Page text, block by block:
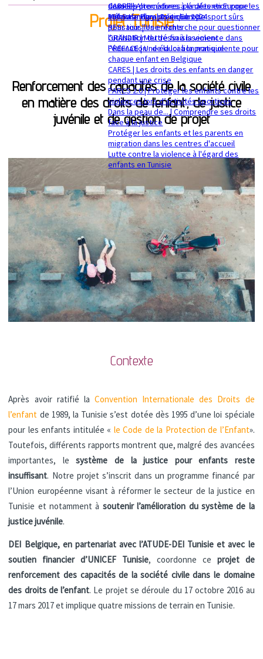
sexuelle
Mémorandum politique 2024
dans les procédures pénales en Europe
360 Safe Play | Des clubs de sport sûrs
pour tous les enfants
GRANDIR | Mettre fin à la violence dans
l’éducation : de la loi à la pratique
CADRE | Alternatives à la détention pour les
enfants migrants en Europe
RESsaisir | Une recherche pour questionner
l'utilisation du déssaisissement
PREFACE | Une éducation non-violente pour
chaque enfant en Belgique
CARES | Les droits des enfants en danger
pendant une crise
PARCS 2.0 | Protéger les enfants contre les
violences lors d’activités sportives
Dans la peau de... | Comprendre ses droits
face à la justice
Protéger les enfants et les parents en
migration dans les centres d'accueil
Lutte contre la violence à l'égard des
enfants en Tunisie
Projet Tunisie
Renforcement des capacités de la société civile
en matière des droits de l’enfant, de justice
juvénile et de gestion de projet
Contexte
Après avoir ratifié la Convention Internationale des Droits de
l’enfant de 1989, la Tunisie s’est dotée dès 1995 d’une loi spéciale
pour les enfants intitulée « le Code de la Protection de l’Enfant».
Toutefois, différents rapports montrent que, malgré des avancées
importantes, lesystème de la justice pour enfants reste
insuffisant. Notre projet s’inscrit dans un programme financé par
l’Union européenne visant à réformer le secteur de la justice en
Tunisie et notamment à soutenir l’amélioration du système de la
justice juvénile.
DEI Belgique, en partenariat avec l’ATUDE-DEI Tunisie et avec le
soutien financier d’UNICEF Tunisie, coordonne ce projet de
renforcement des capacités de la société civile dans le domaine
des droits de l’enfant. Le projet se déroule du 17 octobre 2016 au
17 mars 2017 et implique quatre missions de terrain en Tunisie.